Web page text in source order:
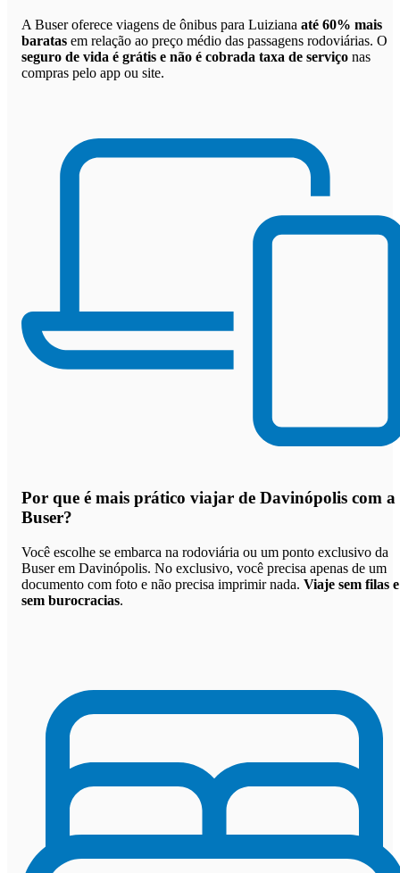
A Buser oferece viagens de ônibus para Luiziana até 60% mais
baratas em relação ao preço médio das passagens rodoviárias. O
seguro de vida é grátis e não é cobrada taxa de serviço nas
compras pelo app ou site.
Por que é mais prático viajar de Davinópolis com a
Buser?
Você escolhe se embarca na rodoviária ou um ponto exclusivo da
Buser em Davinópolis. No exclusivo, você precisa apenas de um
documento com foto e não precisa imprimir nada. Viaje sem filas e
sem burocracias.